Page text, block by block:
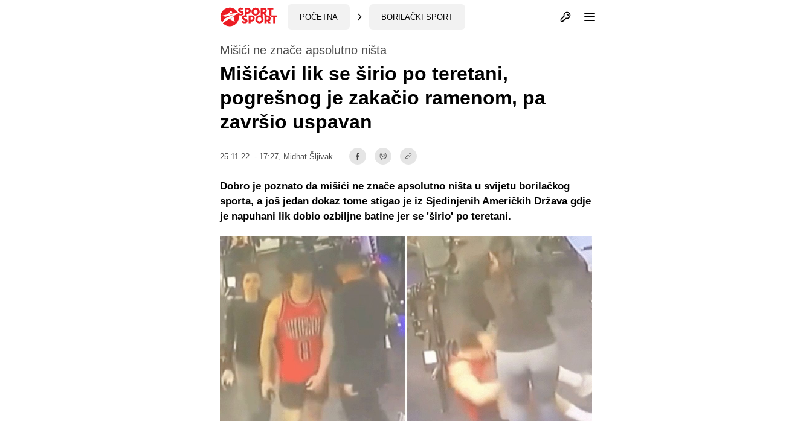
POČETNA BORILAČKI SPORT Otvori profil
Mišići ne znače apsolutno ništa
Mišićavi lik se širio po teretani,
pogrešnog je zakačio ramenom, pa
završio uspavan
25.11.22. - 17:27, Midhat Šljivak
Dobro je poznato da mišići ne znače apsolutno ništa u svijetu borilačkog
sporta, a još jedan dokaz tome stigao je iz Sjedinjenih Američkih Država gdje
je napuhani lik dobio ozbiljne batine jer se 'širio' po teretani.